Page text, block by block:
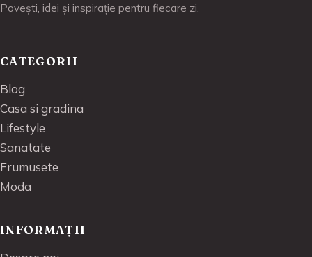
Povești, idei și inspirație pentru fiecare zi.
CATEGORII
Blog
Casa si gradina
Lifestyle
Sanatate
Frumusete
Moda
INFORMAȚII